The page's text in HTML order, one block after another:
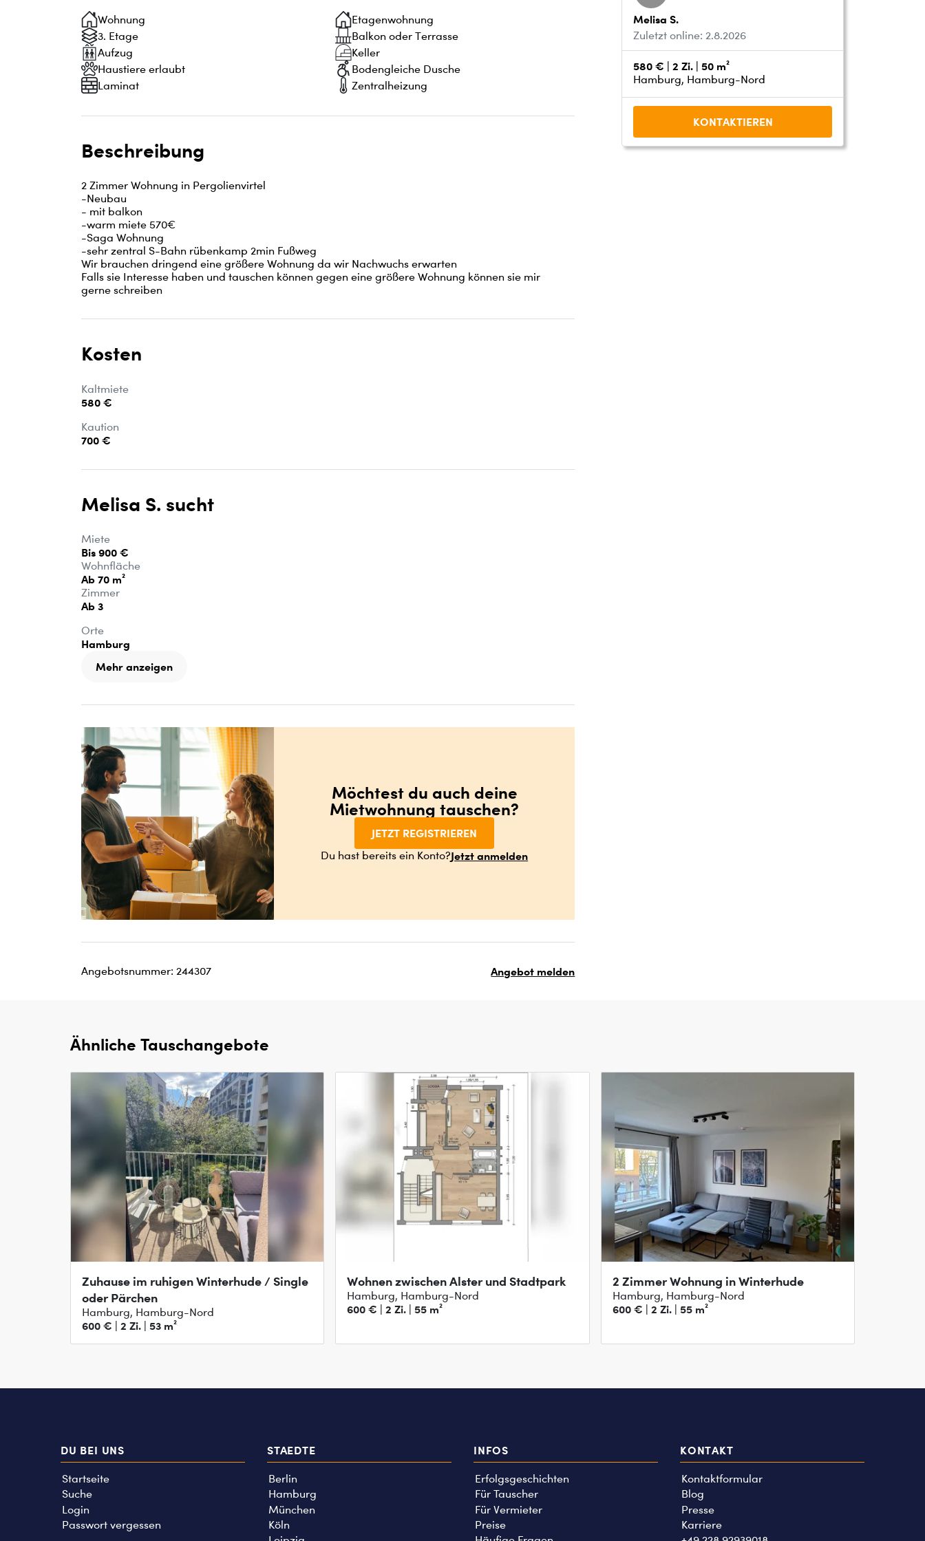
Wohnung
3. Etage
Aufzug
Haustiere erlaubt
Laminat
Etagenwohnung
Balkon oder Terrasse
Keller
Bodengleiche Dusche
Zentralheizung
Beschreibung
2 Zimmer Wohnung in Pergolienvirtel
-Neubau
- mit balkon
-warm miete 570€
-Saga Wohnung
-sehr zentral S-Bahn rübenkamp 2min Fußweg
Wir brauchen dringend eine größere Wohnung da wir Nachwuchs erwarten
Falls sie Interesse haben und tauschen können gegen eine größere Wohnung können sie mir
gerne schreiben
Kosten
Kaltmiete
580 €
Kaution
700 €
Melisa S. sucht
Miete
Bis 900 €
Wohnfläche
Ab 70 m²
Zimmer
Ab 3
Orte
Hamburg
Mehr anzeigen
Möchtest du auch deine
Mietwohnung tauschen?
JETZT REGISTRIEREN
Du hast bereits ein Konto?Jetzt anmelden
Angebotsnummer: 244307 Angebot melden
Melisa S.
Zuletzt online: 2.8.2026
580 € | 2 Zi. | 50 m²
Hamburg, Hamburg-Nord
KONTAKTIEREN
Ähnliche Tauschangebote
Zuhause im ruhigen Winterhude / Single
oder Pärchen
Hamburg, Hamburg-Nord
600 € | 2 Zi. | 53 m²
Wohnen zwischen Alster und Stadtpark
Hamburg, Hamburg-Nord
600 € | 2 Zi. | 55 m²
2 Zimmer Wohnung in Winterhude
Hamburg, Hamburg-Nord
600 € | 2 Zi. | 55 m²
DU BEI UNS
Startseite
Suche
Login
Passwort vergessen
STAEDTE
Berlin
Hamburg
München
Köln
INFOS
Erfolgsgeschichten
Für Tauscher
Für Vermieter
Preise
KONTAKT
Kontaktformular
Blog
Presse
Karriere